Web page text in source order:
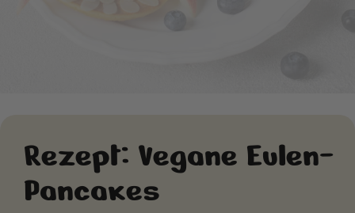
Rezept: Vegane Eulen-
Pancakes